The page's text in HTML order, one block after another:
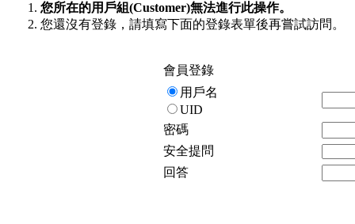
您所在的用戶組(Customer)無法進行此操作。
您還沒有登錄，請填寫下面的登錄表單後再嘗試訪問。
會員登錄
用戶名
UID
密碼
安全提問
回答